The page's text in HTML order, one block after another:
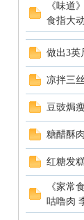
《味道
食指大
做出3英
凉拌三丝
豆豉焗
糖醋酥肉
红糖发
《家常
咕噜肉